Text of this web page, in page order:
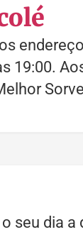
19:00.
seu dia